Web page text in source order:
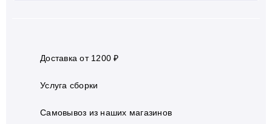
Доставка от 1200 ₽
Услуга сборки
Самовывоз из наших магазинов